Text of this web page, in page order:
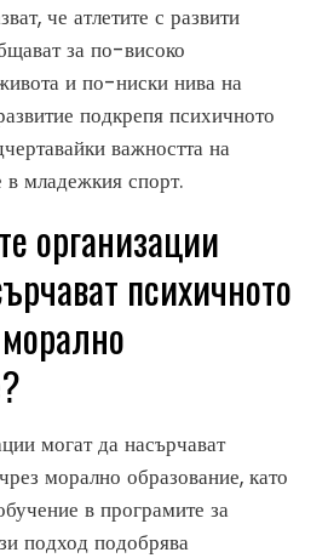
че атлетите с развити
за по-високо
и по-ниски нива на
подкрепя психичното
важността на
в младежкия спорт.
организации
психичното
могат да насърчават
морално образование, като
в програмите за
подход подобрява